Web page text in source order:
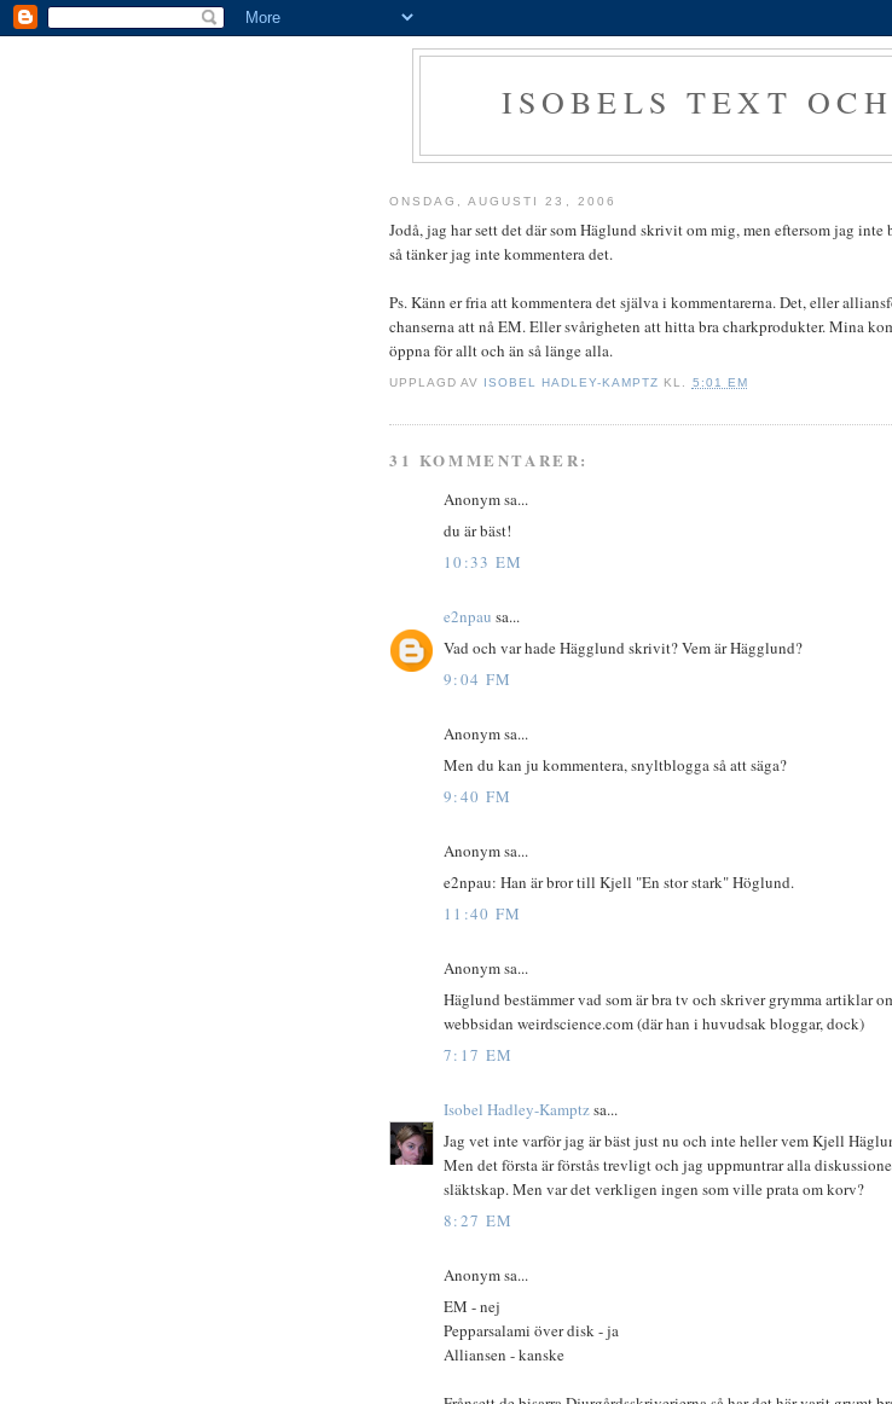
ISOBELS TEXT
ONSDAG, AUGUSTI 23, 2006
Jodå, jag har sett det där som Häglund skrivit om mig, men eftersom jag inte
så tänker jag inte kommentera det.
Ps. Känn er fria att kommentera det själva i kommentarerna. Det, eller
chanserna att nå EM. Eller svårigheten att hitta bra charkprodukter. Mina
öppna för allt och än så länge alla.
UPPLAGD AV ISOBEL HADLEY-KAMPTZ KL. 5:01 EM
31 KOMMENTARER:
Anonym sa...
du är bäst!
10:33 EM
e2npau sa...
Vad och var hade Hägglund skrivit? Vem är Hägglund?
9:04 FM
Anonym sa...
Men du kan ju kommentera, snyltblogga så att säga?
9:40 FM
Anonym sa...
e2npau: Han är bror till Kjell "En stor stark" Höglund.
11:40 FM
Anonym sa...
Häglund bestämmer vad som är bra tv och skriver grymma artiklar
webbsidan weirdscience.com (där han i huvudsak bloggar, dock)
7:17 EM
Isobel Hadley-Kamptzsa...
Jag vet inte varför jag är bäst just nu och inte heller vem Kjell
Men det första är förstås trevligt och jag uppmuntrar alla
släktskap. Men var det verkligen ingen som ville prata om korv?
8:27 EM
Anonym sa...
EM - nej
Pepparsalami över disk - ja
Alliansen - kanske